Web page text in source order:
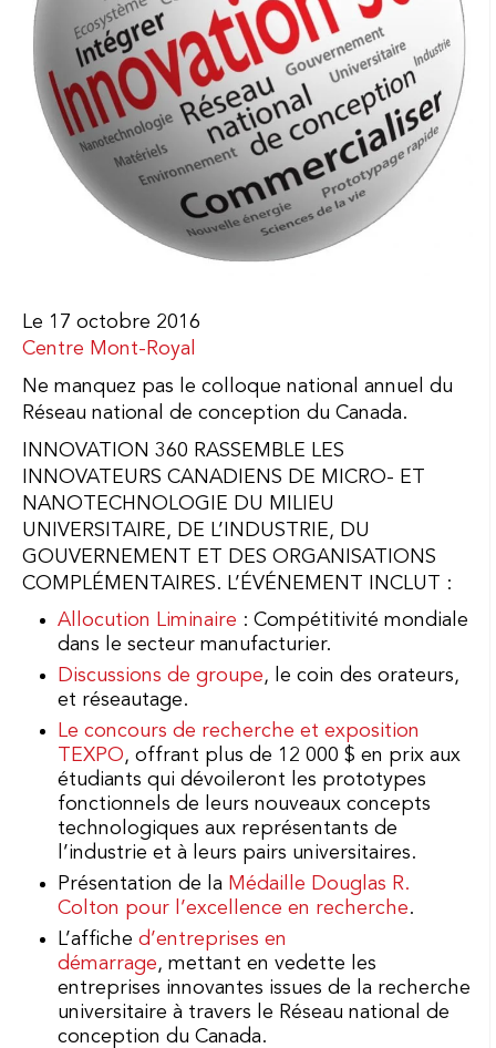
Le 17 octobre 2016
Centre Mont-Royal
Ne manquez pas le colloque national annuel du
Réseau national de conception du Canada.
INNOVATION 360 RASSEMBLE LES
INNOVATEURS CANADIENS DE MICRO- ET
NANOTECHNOLOGIE DU MILIEU
UNIVERSITAIRE, DE L’INDUSTRIE, DU
GOUVERNEMENT ET DES ORGANISATIONS
COMPLÉMENTAIRES. L’ÉVÉNEMENT INCLUT :
Allocution Liminaire : Compétitivité mondiale
dans le secteur manufacturier.
Discussions de groupe, le coin des orateurs,
et réseautage.
Le concours de recherche et exposition
TEXPO, offrant plus de 12 000 $ en prix aux
étudiants qui dévoileront les prototypes
fonctionnels de leurs nouveaux concepts
technologiques aux représentants de
l’industrie et à leurs pairs universitaires.
Présentation de la Médaille Douglas R.
Colton pour l’excellence en recherche.
L’affiche d’entreprises en
démarrage, mettant en vedette les
entreprises innovantes issues de la recherche
universitaire à travers le Réseau national de
conception du Canada.